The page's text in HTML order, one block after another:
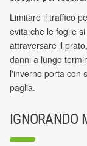
Limitare il traffico
evita che le foglie
attraversare il
danni a lungo
l'inverno porta con
paglia.
IGNORANDO